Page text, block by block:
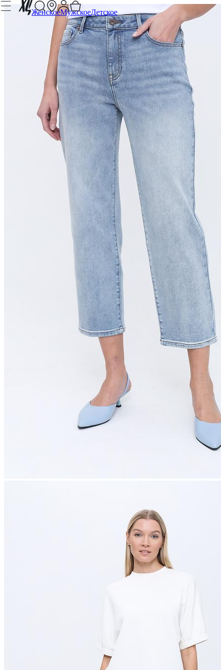
ЖенскоеМужскоеДетское